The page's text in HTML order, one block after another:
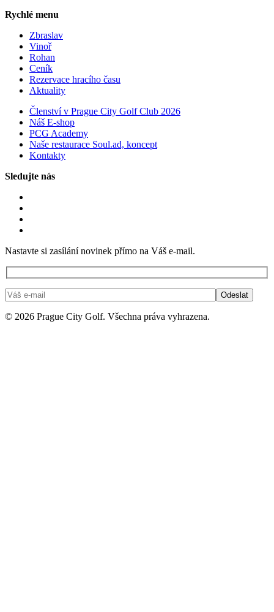
Rychlé menu
Zbraslav
Vinoř
Rohan
Ceník
Rezervace hracího času
Aktuality
Členství v Prague City Golf Club 2026
Náš E-shop
PCG Academy
Naše restaurace Soul.ad, koncept
Kontakty
Sledujte nás
Nastavte si zasílání novinek přímo na Váš e-mail.
© 2026 Prague City Golf. Všechna práva vyhrazena.